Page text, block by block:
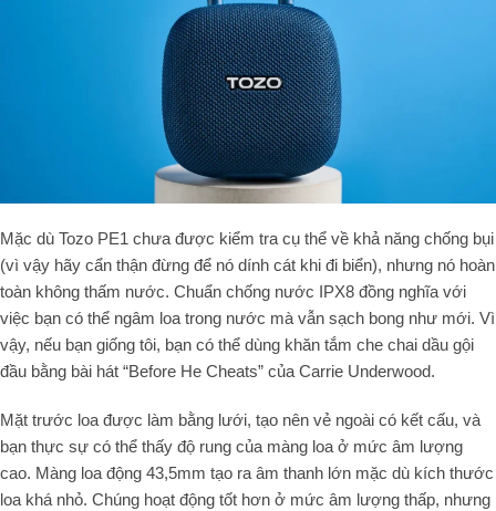
Mặc dù Tozo PE1 chưa được kiểm tra cụ thể về khả năng chống bụi
(vì vậy hãy cẩn thận đừng để nó dính cát khi đi biển), nhưng nó hoàn
toàn không thấm nước. Chuẩn chống nước IPX8 đồng nghĩa với
việc bạn có thể ngâm loa trong nước mà vẫn sạch bong như mới. Vì
vậy, nếu bạn giống tôi, bạn có thể dùng khăn tắm che chai dầu gội
đầu bằng bài hát “Before He Cheats” của Carrie Underwood.
Mặt trước loa được làm bằng lưới, tạo nên vẻ ngoài có kết cấu, và
bạn thực sự có thể thấy độ rung của màng loa ở mức âm lượng
cao. Màng loa động 43,5mm tạo ra âm thanh lớn mặc dù kích thước
loa khá nhỏ. Chúng hoạt động tốt hơn ở mức âm lượng thấp, nhưng